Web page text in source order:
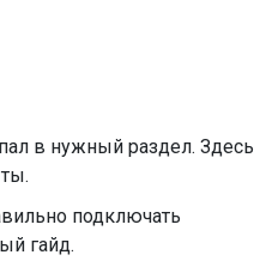
в нужный раздел. Здесь
подключать
гайд.